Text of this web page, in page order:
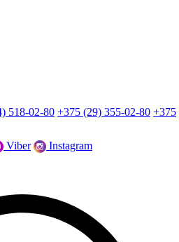
518-02-80 +375 (29) 355-02-80 +375
Viber Instagram